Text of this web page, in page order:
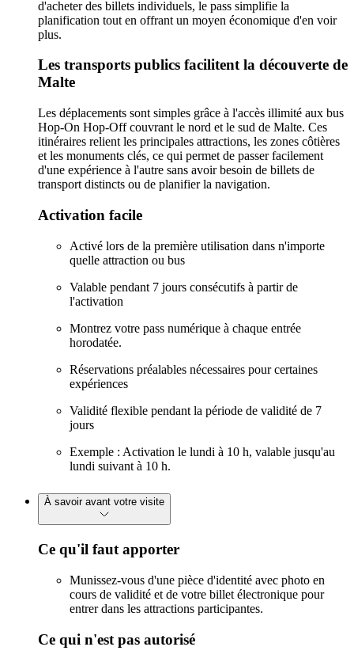
d'acheter des billets individuels, le pass simplifie la
planification tout en offrant un moyen économique d'en voir
plus.
Les transports publics facilitent la découverte de
Malte
Les déplacements sont simples grâce à l'accès illimité aux bus
Hop-On Hop-Off couvrant le nord et le sud de Malte. Ces
itinéraires relient les principales attractions, les zones côtières
et les monuments clés, ce qui permet de passer facilement
d'une expérience à l'autre sans avoir besoin de billets de
transport distincts ou de planifier la navigation.
Activation facile
Activé lors de la première utilisation dans n'importe
quelle attraction ou bus
Valable pendant 7 jours consécutifs à partir de
l'activation
Montrez votre pass numérique à chaque entrée
horodatée.
Réservations préalables nécessaires pour certaines
expériences
Validité flexible pendant la période de validité de 7
jours
Exemple : Activation le lundi à 10 h, valable jusqu'au
lundi suivant à 10 h.
À savoir avant votre visite
Ce qu'il faut apporter
Munissez-vous d'une pièce d'identité avec photo en
cours de validité et de votre billet électronique pour
entrer dans les attractions participantes.
Ce qui n'est pas autorisé